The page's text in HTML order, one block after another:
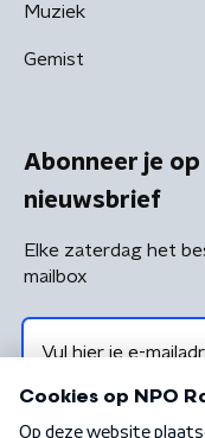
Muziek
Gemist
Abonneer je
nieuwsbrief
Elke zaterdag het
mailbox